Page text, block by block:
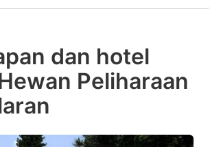
dan hotel
Peliharaan